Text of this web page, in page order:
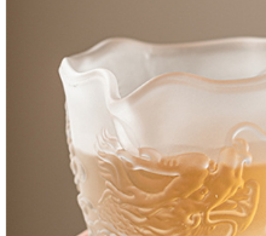
Ästhetik und die
Plattform für